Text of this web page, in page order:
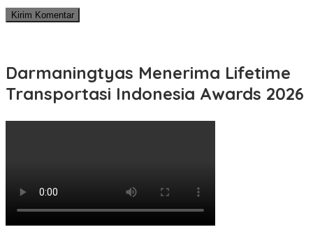
Darmaningtyas Menerima Lifetime
Transportasi Indonesia Awards 2026